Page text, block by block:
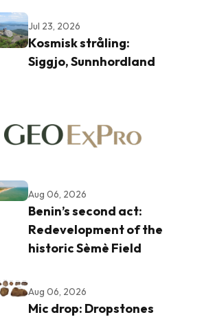
Jul 23, 2026
Kosmisk stråling:
Siggjo, Sunnhordland
Aug 06, 2026
Benin’s second act:
Redevelopment of the
historic Sèmè Field
Aug 06, 2026
Mic drop: Dropstones